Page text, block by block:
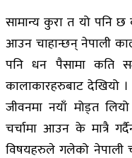
सामान्य कुरा त यो पनि छ
आउन चाहान्छन् नेपाली
पनि धन पैसामा कति
कालाकारहरुबाट देखियो
जीवनमा नयाँ मोड्त
चर्चामा आउन के मात्रै
विषयहरुले गलेको नेपाली